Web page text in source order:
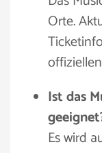
Orte.
Ist das
Es wird